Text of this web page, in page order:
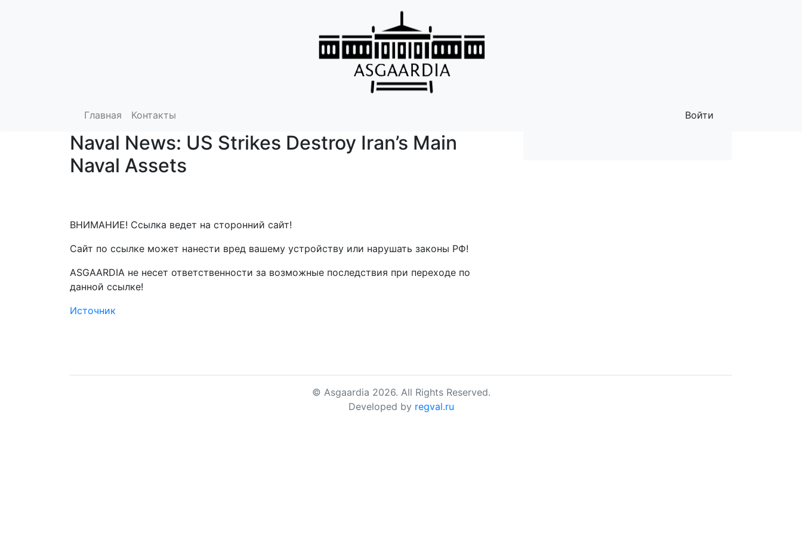
Главная Контакты Войти
Naval News: US Strikes Destroy Iran’s Main
Naval Assets
ВНИМАНИЕ! Ссылка ведет на сторонний сайт!
Сайт по ссылке может нанести вред вашему устройству или нарушать законы РФ!
ASGAARDIA не несет ответственности за возможные последствия при переходе по
данной ссылке!
Источник
© Asgaardia 2026. All Rights Reserved.
Developed by regval.ru